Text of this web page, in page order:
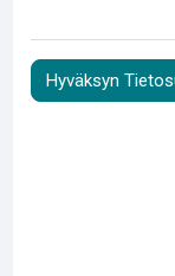
Hyväksyn